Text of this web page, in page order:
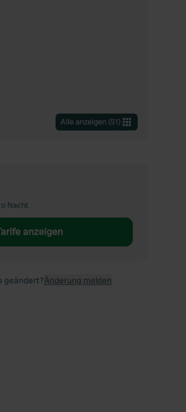
Alle anzeigen (51)
Nacht
anzeigen
geändert?Änderung melden